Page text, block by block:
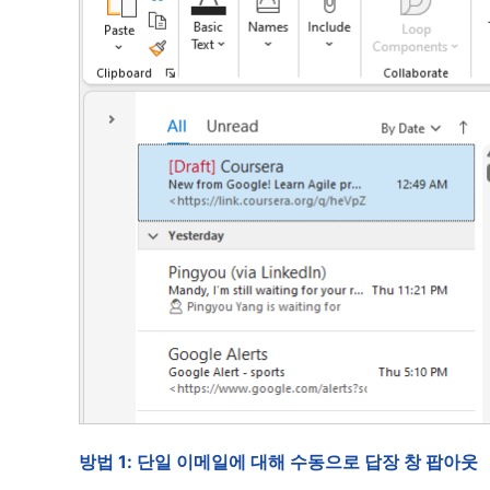
방법 1: 단일 이메일에 대해 수동으로 답장 창 팝아웃